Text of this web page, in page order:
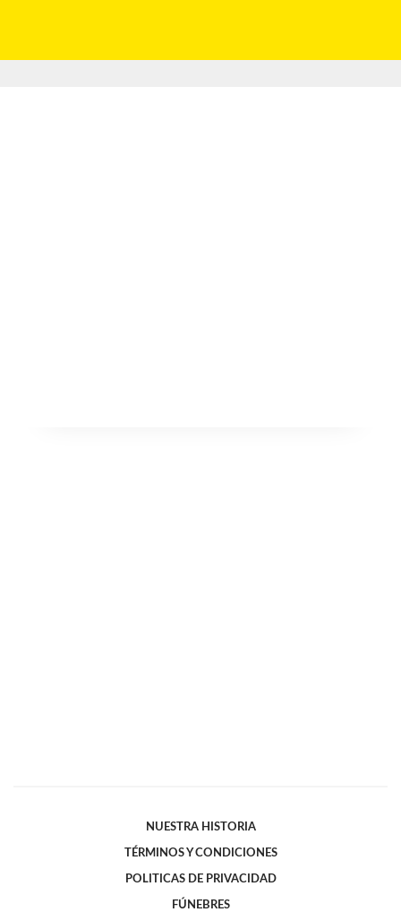
NUESTRA HISTORIA
TÉRMINOS Y CONDICIONES
POLITICAS DE PRIVACIDAD
FÚNEBRES